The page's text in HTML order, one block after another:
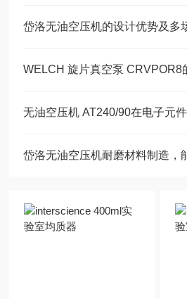
岱洛无油空压机的设计优势及多